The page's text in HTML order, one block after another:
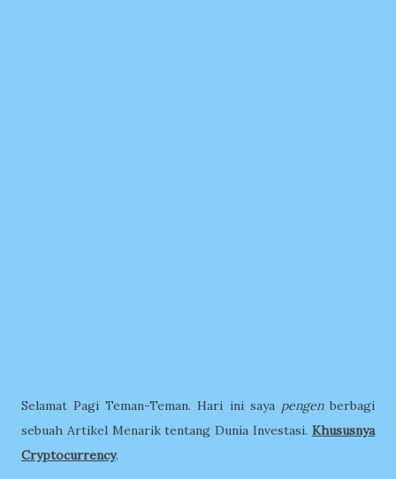
Selamat Pagi Teman-Teman. Hari ini saya pengenberbagi
sebuah Artikel Menarik tentang Dunia Investasi. Khususnya
Cryptocurrency.